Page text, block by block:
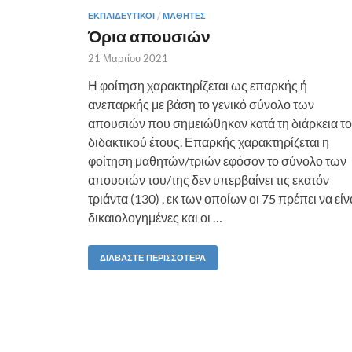
ΕΚΠΑΙΔΕΥΤΙΚΟΊ / ΜΑΘΗΤΈΣ
Όρια απουσιών
21 Μαρτίου 2021
Η φοίτηση χαρακτηρίζεται ως επαρκής ή
ανεπαρκής με βάση το γενικό σύνολο των
απουσιών που σημειώθηκαν κατά τη διάρκεια
διδακτικού έτους. Επαρκής χαρακτηρίζεται η
φοίτηση μαθητών/τριών εφόσον το σύνολο των
απουσιών του/της δεν υπερβαίνει τις εκατόν
τριάντα (130) , εκ των οποίων οι 75 πρέπει να
δικαιολογημένες και οι …
ΔΙΑΒΆΣΤΕ ΠΕΡΙΣΣΌΤΕΡΑ